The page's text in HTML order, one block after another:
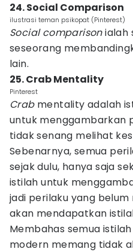
24. Social Comparison
ilustrasi teman psikopat (Pinterest)
Social comparisonialah
seseorang
lain.
25. Crab Mentality
Pinterest
Crabmentality adalah
untuk menggambarkan
tidak senang melihat
Sebenarnya, semua
sejak dulu, hanya saja
istilah untuk
jadi perilaku yang
akan mendapatkan
Membahas semua
modern memang tidak